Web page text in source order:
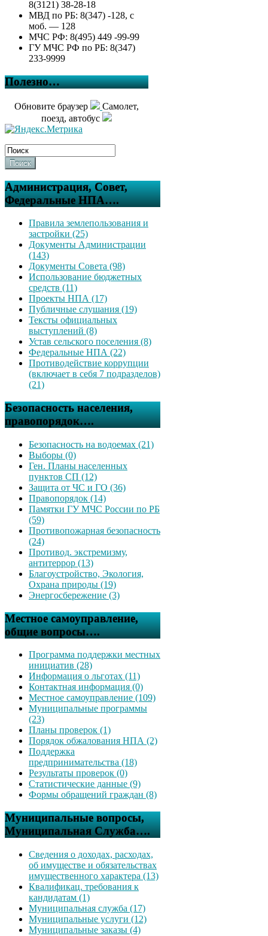
8(3121) 38-28-18
МВД по РБ: 8(347) -128, с
моб. — 128
МЧС РФ: 8(495) 449 -99-99
ГУ МЧС РФ по РБ: 8(347)
233-9999
Полезно…
Обновите браузер
Самолет,
поезд, автобус
Поиск
Администрация, Совет,
Федеральные НПА….
Правила землепользования и
застройки (25)
Документы Администрации
(143)
Документы Совета (98)
Использование бюджетных
средств (11)
Проекты НПА (17)
Публичные слушания (19)
Тексты официальных
выступлений (8)
Устав сельского поселения (8)
Федеральные НПА (22)
Противодействие коррупции
(включает в себя 7 подразделов)
(21)
Безопасность населения,
правопорядок….
Безопасность на водоемах (21)
Выборы (0)
Ген. Планы населенных
пунктов СП (12)
Защита от ЧС и ГО (36)
Правопорядок (14)
Памятки ГУ МЧС России по РБ
(59)
Противопожарная безопасность
(24)
Противод. экстремизму,
антитеррор (13)
Благоустройство, Экология,
Охрана природы (19)
Энергосбережение (3)
Местное самоуправление,
общие вопросы….
Программа поддержки местных
инициатив (28)
Информация о льготах (11)
Контактная информация (0)
Местное самоуправление (109)
Муниципальные программы
(23)
Планы проверок (1)
Порядок обжалования НПА (2)
Поддержка
предпринимательства (18)
Результаты проверок (0)
Статистические данные (9)
Формы обращений граждан (8)
Муниципальные вопросы,
Муниципальная Служба….
Сведения о доходах, расходах,
об имуществе и обязательствах
имущественного характера (13)
Квалификац. требования к
кандидатам (1)
Муниципальная служба (17)
Муниципальные услуги (12)
Муниципальные заказы (4)